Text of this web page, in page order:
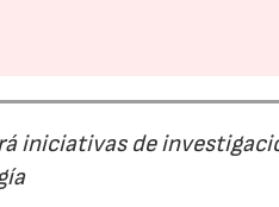
iniciativas de